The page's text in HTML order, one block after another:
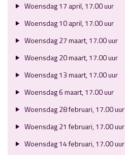
Woensdag 17 april, 17.00 uur
Woensdag 10 april, 17.00 uur
Woensdag 27 maart, 17.00 uur
Woensdag 20 maart, 17.00 uur
Woensdag 13 maart, 17.00 uur
Woensdag 6 maart, 17.00 uur
Woensdag 28 februari, 17.00 uur
Woensdag 21 februari, 17.00 uur
Woensdag 14 februari, 17.00 uur